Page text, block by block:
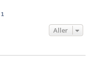
1
Aller